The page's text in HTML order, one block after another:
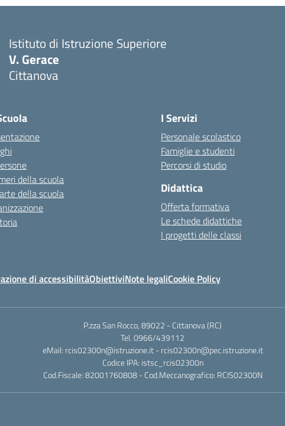
Istituto di Istruzione Superiore
V. Gerace
Cittanova
della scuola
della scuola
I Servizi
Personale scolastico
Famiglie e studenti
Percorsi di studio
Didattica
Offerta formativa
Le schede didattiche
I progetti delle classi
di accessibilitàObiettiviNote legaliCookie Policy
P.zza San Rocco, 89022 - Cittanova (RC)
Tel. 0966/439112
eMail: rcis02300n@istruzione.it - rcis02300n@pec.istruzione.it
Codice IPA: istsc_rcis02300n
Cod.Fiscale: 82001760808 - Cod.Meccanografico: RCIS02300N